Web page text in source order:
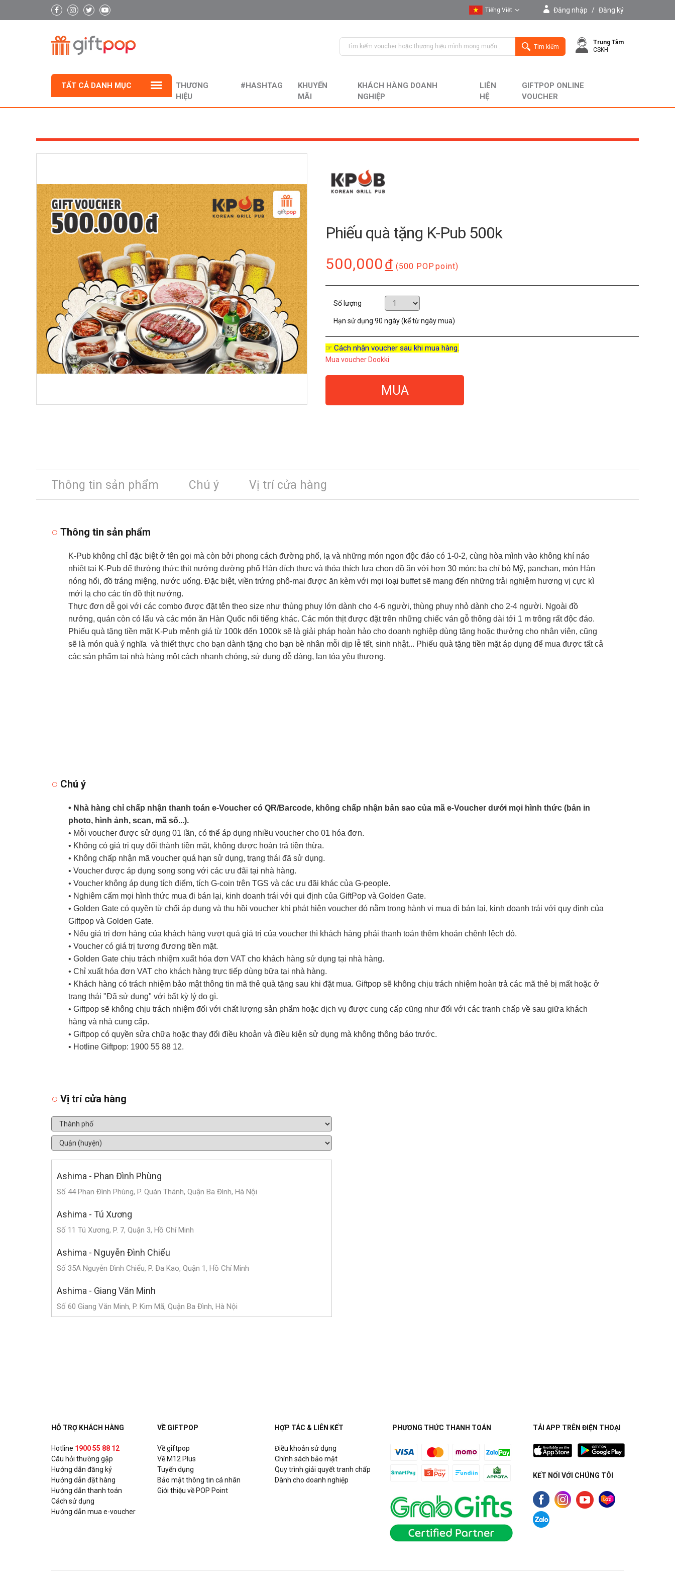
Tiếng Việt
English
Đăng nhập / Đăng ký
Tìm kiếm
Trung Tâm
CSKH
TẤT CẢ DANH MỤC
THƯƠNG
HIỆU
#HASHTAG
KHUYẾN
MÃI
KHÁCH HÀNG DOANH
NGHIỆP
LIÊN
HỆ
GIFTPOP ONLINE
VOUCHER
Phiếu quà tặng K-Pub 500k
500,000đ (500 POP point)
Số lượng
Hạn sử dụng 90 ngày (kể từ ngày mua)
☞ Cách nhận voucher sau khi mua hàng.
Mua voucher Dookki
MUA
Thông tin sản phẩm Chú ý Vị trí cửa hàng
Thông tin sản phẩm
K-Pub không chỉ đặc biệt ở tên gọi mà còn bởi phong cách đường phố, lạ và những món ngon độc đáo có 1-0-2, cùng hòa mình vào không khí náo
nhiệt tại K-Pub để thưởng thức thịt nướng đường phố Hàn đích thực và thỏa thích lựa chọn đồ ăn với hơn 30 món: ba chỉ bò Mỹ, panchan, món Hàn
nóng hổi, đồ tráng miệng, nước uống. Đặc biệt, viền trứng phô-mai được ăn kèm với mọi loại buffet sẽ mang đến những trải nghiệm hương vị cực kì
mới lạ cho các tín đồ thịt nướng.
Thực đơn dễ gọi với các combo được đặt tên theo size như thùng phuy lớn dành cho 4-6 người, thùng phuy nhỏ dành cho 2-4 người. Ngoài đồ
nướng, quán còn có lẩu và các món ăn Hàn Quốc nổi tiếng khác. Các món thịt được đặt trên những chiếc ván gỗ thông dài tới 1 m trông rất độc đáo.
Phiếu quà tặng tiền mặt K-Pub mệnh giá từ 100k đến 1000k sẽ là giải pháp hoàn hảo cho doanh nghiệp dùng tặng hoặc thưởng cho nhân viên, cũng
sẽ là món quà ý nghĩa và thiết thực cho bạn dành tặng cho bạn bè nhân mỗi dịp lễ tết, sinh nhật... Phiếu quà tặng tiền mặt áp dụng để mua được tất cả
các sản phẩm tại nhà hàng một cách nhanh chóng, sử dụng dễ dàng, lan tỏa yêu thương.
Chú ý
• Nhà hàng chỉ chấp nhận thanh toán e-Voucher có QR/Barcode, không chấp nhận bản sao của mã e-Voucher dưới mọi hình thức (bản in
photo, hình ảnh, scan, mã số...).
• Mỗi voucher được sử dụng 01 lần, có thể áp dụng nhiều voucher cho 01 hóa đơn.
• Không có giá trị quy đổi thành tiền mặt, không được hoàn trả tiền thừa.
• Không chấp nhận mã voucher quá hạn sử dụng, trạng thái đã sử dụng.
• Voucher được áp dụng song song với các ưu đãi tại nhà hàng.
• Voucher không áp dụng tích điểm, tích G-coin trên TGS và các ưu đãi khác của G-people.
• Nghiêm cấm mọi hình thức mua đi bán lại, kinh doanh trái với qui định của GiftPop và Golden Gate.
• Golden Gate có quyền từ chối áp dụng và thu hồi voucher khi phát hiện voucher đó nằm trong hành vi mua đi bán lại, kinh doanh trái với quy định của
Giftpop và Golden Gate.
• Nếu giá trị đơn hàng của khách hàng vượt quá giá trị của voucher thì khách hàng phải thanh toán thêm khoản chênh lệch đó.
• Voucher có giá trị tương đương tiền mặt.
• Golden Gate chịu trách nhiệm xuất hóa đơn VAT cho khách hàng sử dụng tại nhà hàng.
• Chỉ xuất hóa đơn VAT cho khách hàng trực tiếp dùng bữa tại nhà hàng.
• Khách hàng có trách nhiệm bảo mật thông tin mã thẻ quà tặng sau khi đặt mua. Giftpop sẽ không chịu trách nhiệm hoàn trả các mã thẻ bị mất hoặc ở
trạng thái "Đã sử dụng" với bất kỳ lý do gì.
• Giftpop sẽ không chịu trách nhiệm đối với chất lượng sản phẩm hoặc dịch vụ được cung cấp cũng như đối với các tranh chấp về sau giữa khách
hàng và nhà cung cấp.
• Giftpop có quyền sửa chữa hoặc thay đổi điều khoản và điều kiện sử dụng mà không thông báo trước.
• Hotline Giftpop: 1900 55 88 12.
Vị trí cửa hàng
Ashima - Phan Đình Phùng
Số 44 Phan Đình Phùng, P. Quán Thánh, Quận Ba Đình, Hà Nội
Ashima - Tú Xương
Số 11 Tú Xương, P. 7, Quận 3, Hồ Chí Minh
Ashima - Nguyễn Đình Chiểu
Số 35A Nguyễn Đình Chiểu, P. Đa Kao, Quận 1, Hồ Chí Minh
Ashima - Giang Văn Minh
Số 60 Giang Văn Minh, P. Kim Mã, Quận Ba Đình, Hà Nội
Tòa nhà UDIC N04 Hoàng Đạo Thúy, P. Trung Hòa, Quận Cầu Giấy, Hà Nội
Ashima - Xuân Thủy
Số 93 Xuân Thủy, P. Thảo Điền, Quận 2, Hồ Chí Minh
Ashima - Nguyễn Trãi
Số 331A Nguyễn Trãi, P. Nguyễn Cư Trinh, Quận 1, Hồ Chí Minh
Gogi House - KNG Mall Phú Mỹ Vũng Tàu
HỖ TRỢ KHÁCH HÀNG
Hotline 1900 55 88 12
Câu hỏi thường gặp
Hướng dẫn đăng ký
Hướng dẫn đặt hàng
Hướng dẫn thanh toán
Cách sử dụng
Hướng dẫn mua e-voucher
VỀ GIFTPOP
Về giftpop
Về M12 Plus
Tuyển dụng
Bảo mật thông tin cá nhân
Giới thiệu về POP Point
HỢP TÁC & LIÊN KẾT
Điều khoản sử dụng
Chính sách bảo mật
Quy trình giải quyết tranh chấp
Dành cho doanh nghiệp
PHƯƠNG THỨC THANH TOÁN TẢI APP TRÊN ĐIỆN THOẠI
KẾT NỐI VỚI CHÚNG TÔI